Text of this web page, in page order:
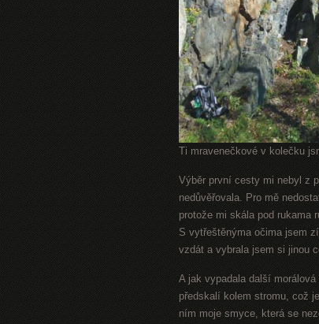
Ti mravenečkové v kolečku
Výběr první cesty mi nebyl z
nedůvěřovala. Pro mě
protože mi skála pod rukama
S vytřeštěnýma očima jsem
vzdát a vybrala jsem si jinou
A jak vypadala další
předskalí kolem stromu, což
ním moje smyce, která se